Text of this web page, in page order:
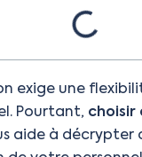
exige une
Pourtant, choisir
aide à décrypter